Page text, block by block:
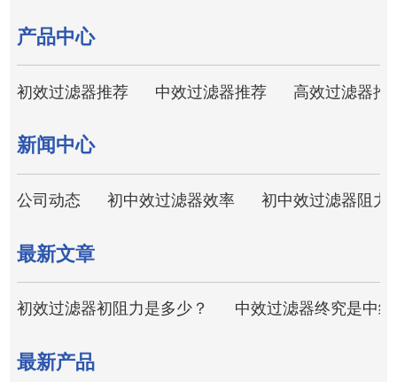
产品中心
初效过滤器推荐 中效过滤器推荐 高效过滤器推
新闻中心
公司动态 初中效过滤器效率 初中效过滤器阻力
最新文章
初效过滤器初阻力是多少？ 中效过滤器终究是中
最新产品